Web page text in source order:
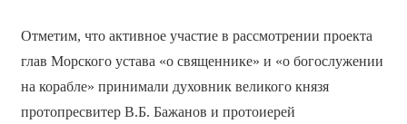
Отметим, что активное участие в рассмотрении проекта
глав Морского устава «о священнике» и «о богослужении
на корабле» принимали духовник великого князя
протопресвитер В.Б. Бажанов и протоиерей